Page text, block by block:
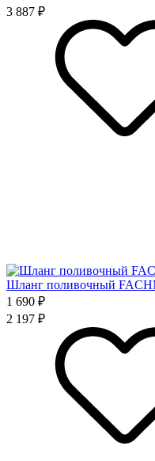
3 887 ₽
Шланг поливочный
1 690 ₽
2 197 ₽